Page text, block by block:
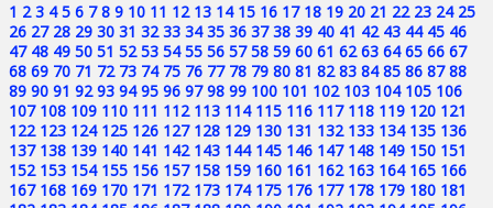
1 2 3 4 5 6 7 8 9 10 11 12 13 14 15 16 17 18 19 20 21 22 23 24 25
26 27 28 29 30 31 32 33 34 35 36 37 38 39 40 41 42 43 44 45 46
47 48 49 50 51 52 53 54 55 56 57 58 59 60 61 62 63 64 65 66 67
68 69 70 71 72 73 74 75 76 77 78 79 80 81 82 83 84 85 86 87 88
89 90 91 92 93 94 95 96 97 98 99 100 101 102 103 104 105 106
107 108 109 110 111 112 113 114 115 116 117 118 119 120 121
122 123 124 125 126 127 128 129 130 131 132 133 134 135 136
137 138 139 140 141 142 143 144 145 146 147 148 149 150 151
152 153 154 155 156 157 158 159 160 161 162 163 164 165 166
167 168 169 170 171 172 173 174 175 176 177 178 179 180 181